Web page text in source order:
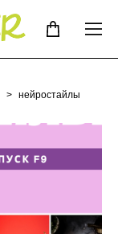
> нейростайлы